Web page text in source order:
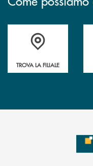
Accedi all' elenco
TROVA LA FILIALE